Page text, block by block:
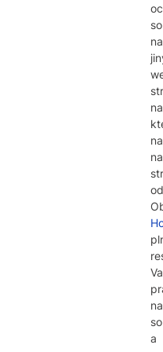
na
na
na
na
a